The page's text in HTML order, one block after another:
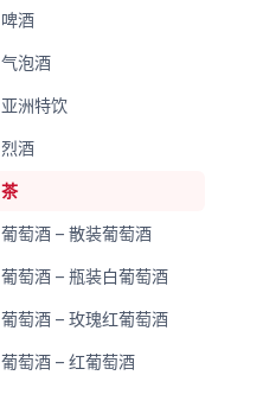
啤酒
气泡酒
亚洲特饮
烈酒
茶
葡萄酒 – 散装葡萄酒
葡萄酒 – 瓶装白葡萄酒
葡萄酒 – 玫瑰红葡萄酒
葡萄酒 – 红葡萄酒